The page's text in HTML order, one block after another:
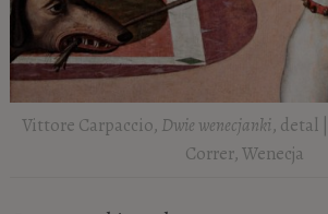
Vittore Carpaccio, Dwie wenecjanki, detal
Correr, Wenecja